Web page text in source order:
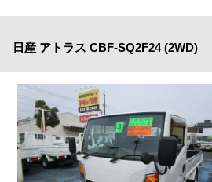
日産 アトラス CBF-SQ2F24 (2WD)